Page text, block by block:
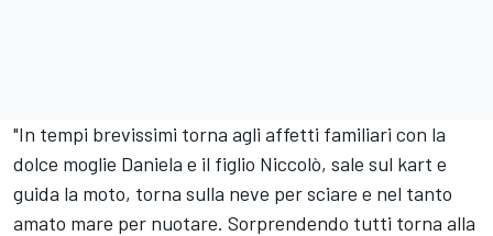
"In tempi brevissimi torna agli affetti familiari con la
dolce moglie Daniela e il figlio Niccolò, sale sul kart e
guida la moto, torna sulla neve per sciare e nel tanto
amato mare per nuotare. Sorprendendo tutti torna alla